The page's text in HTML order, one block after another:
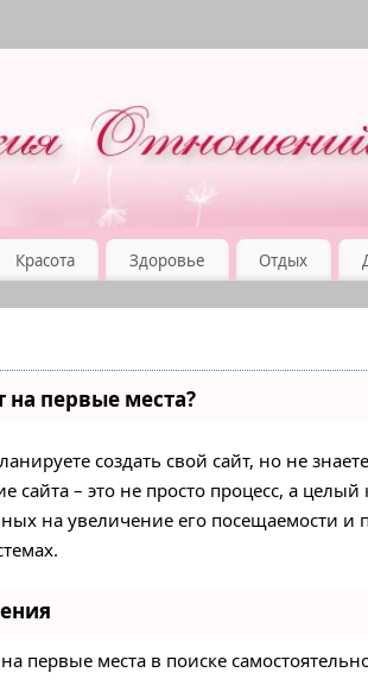
Красота Здоровье Отдых
на первые места?
создать свой сайт, но не
сайта – это не просто процесс, а целый
на увеличение его посещаемости и
первые места в поиске